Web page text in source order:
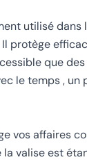
utilisé dans
protège
que
le temps , un
vos affaires
valise est